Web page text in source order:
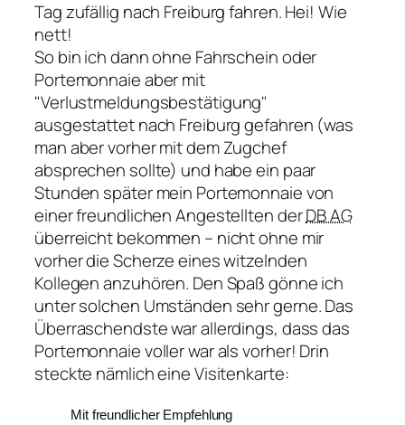
Tag zufällig nach Freiburg fahren. Hei! Wie
nett!
So bin ich dann ohne Fahrschein oder
Portemonnaie aber mit
Verlustmeldungsbestätigung
ausgestattet nach Freiburg gefahren (was
man aber vorher mit dem Zugchef
absprechen sollte) und habe ein paar
Stunden später mein Portemonnaie von
einer freundlichen Angestellten derDB AG
überreicht bekommen – nicht ohne mir
vorher die Scherze eines witzelnden
Kollegen anzuhören. Den Spaß gönne ich
unter solchen Umständen sehr gerne. Das
Überraschendste war allerdings, dass das
Portemonnaie voller war als vorher! Drin
steckte nämlich eine Visitenkarte:
Mit freundlicher Empfehlung